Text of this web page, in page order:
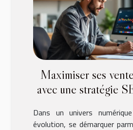
Maximiser ses
avec une stratégie
Dans un univers
évolution, se démarquer